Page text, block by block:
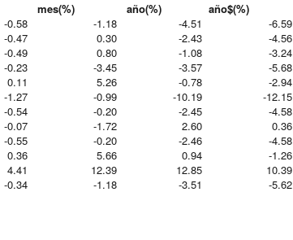
mes(%) año(%)
año$(%)
-0.58 -1.18 -4.51
-6.59
-0.47 0.30 -2.43
-4.56
-0.49 0.80 -1.08
-3.24
-0.23 -3.45 -3.57
-5.68
0.11 5.26 -0.78
-2.94
-1.27 -0.99 -10.19
-12.15
-0.54 -0.20 -2.45
-4.58
-0.07 -1.72 2.60
0.36
-0.55 -0.20 -2.46
-4.58
0.36 5.66 0.94
-1.26
4.41 12.39 12.85
10.39
-0.34 -1.18 -3.51
-5.62